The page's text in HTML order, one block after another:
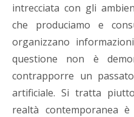
intrecciata con gli
che produciamo e
organizzano
questione non è
contrapporre un
artificiale. Si tratta
realtà contemporanea